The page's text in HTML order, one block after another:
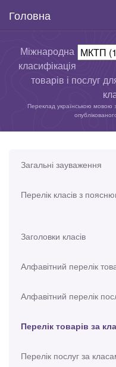
Головна
Міжнародна
класифікація
товарів і послуг
Переклад українською мовою
Загальні зауваження
Перелік класів з
Заголовки класів
Алфавітний перелік
Алфавітний перелік
Перелік товарів за
Перелік послуг за